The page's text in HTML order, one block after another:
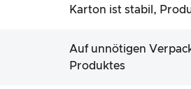
Karton ist stabil,
Auf unnötigen
Produktes